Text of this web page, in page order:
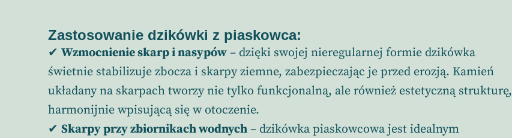
Zastosowanie dzikówki z piaskowca:
✔ Wzmocnienie skarp i nasypów – dzięki swojej nieregularnej formie dzikówka
świetnie stabilizuje zbocza i skarpy ziemne, zabezpieczając je przed erozją. Kamień
układany na skarpach tworzy nie tylko funkcjonalną, ale również estetyczną strukturę,
harmonijnie wpisującą się w otoczenie.
✔ Skarpy przy zbiornikach wodnych – dzikówka piaskowcowa jest idealnym